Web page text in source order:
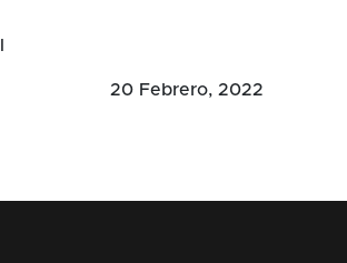
20 Febrero, 2022